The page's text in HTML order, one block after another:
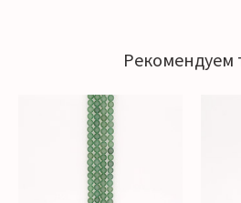
Рекомендуем